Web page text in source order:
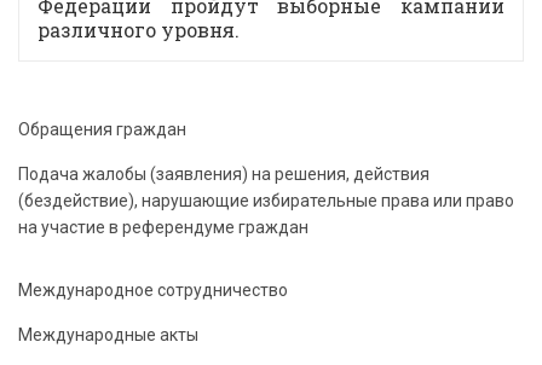
Федерации пройдут выборные кампании
различного уровня.
Обращения граждан
Подача жалобы (заявления) на решения, действия
(бездействие), нарушающие избирательные права или право
на участие в референдуме граждан
Международное сотрудничество
Международные акты